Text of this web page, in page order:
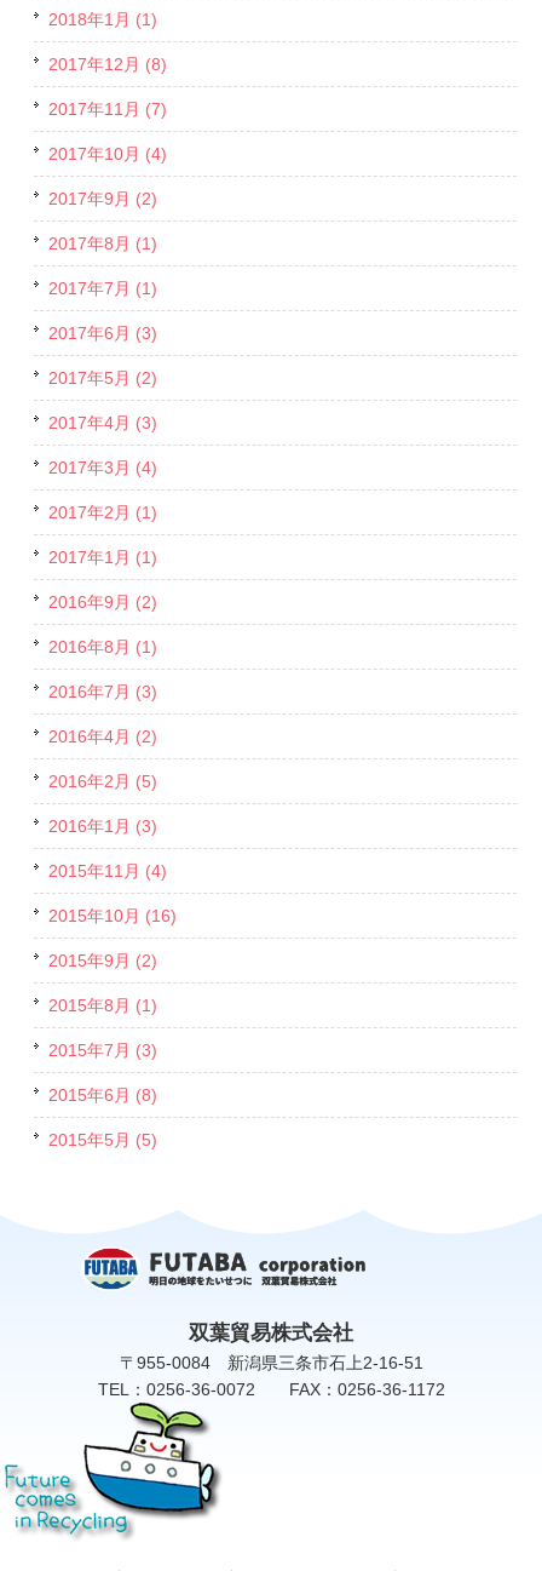
2018年1月 (1)
2017年12月 (8)
2017年11月 (7)
2017年10月 (4)
2017年9月 (2)
2017年8月 (1)
2017年7月 (1)
2017年6月 (3)
2017年5月 (2)
2017年4月 (3)
2017年3月 (4)
2017年2月 (1)
2017年1月 (1)
2016年9月 (2)
2016年8月 (1)
2016年7月 (3)
2016年4月 (2)
2016年2月 (5)
2016年1月 (3)
2015年11月 (4)
2015年10月 (16)
2015年9月 (2)
2015年8月 (1)
2015年7月 (3)
2015年6月 (8)
2015年5月 (5)
双葉貿易株式会社
〒955-0084 新潟県三条市石上2-16-51
TEL：0256-36-0072 FAX：0256-36-1172